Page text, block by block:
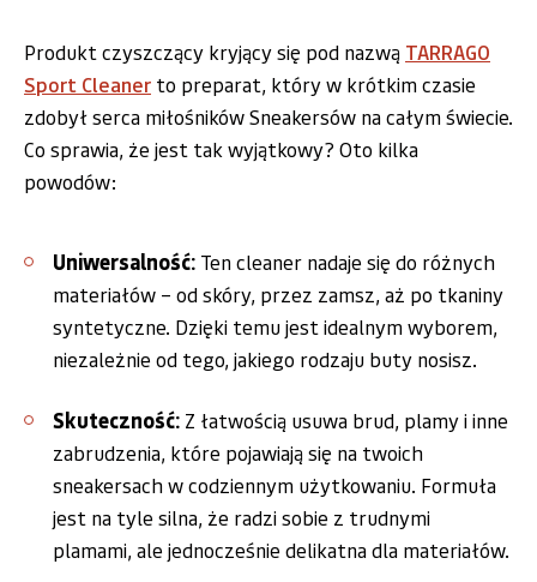
Produkt czyszczący kryjący się pod nazwą TARRAGO
Sport Cleaner to preparat, który w krótkim czasie
zdobył serca miłośników Sneakersów na całym świecie.
Co sprawia, że jest tak wyjątkowy? Oto kilka
powodów:
Uniwersalność: Ten cleaner nadaje się do różnych
materiałów – od skóry, przez zamsz, aż po tkaniny
syntetyczne. Dzięki temu jest idealnym wyborem,
niezależnie od tego, jakiego rodzaju buty nosisz.
Skuteczność: Z łatwością usuwa brud, plamy i inne
zabrudzenia, które pojawiają się na twoich
sneakersach w codziennym użytkowaniu. Formuła
jest na tyle silna, że radzi sobie z trudnymi
plamami, ale jednocześnie delikatna dla materiałów.